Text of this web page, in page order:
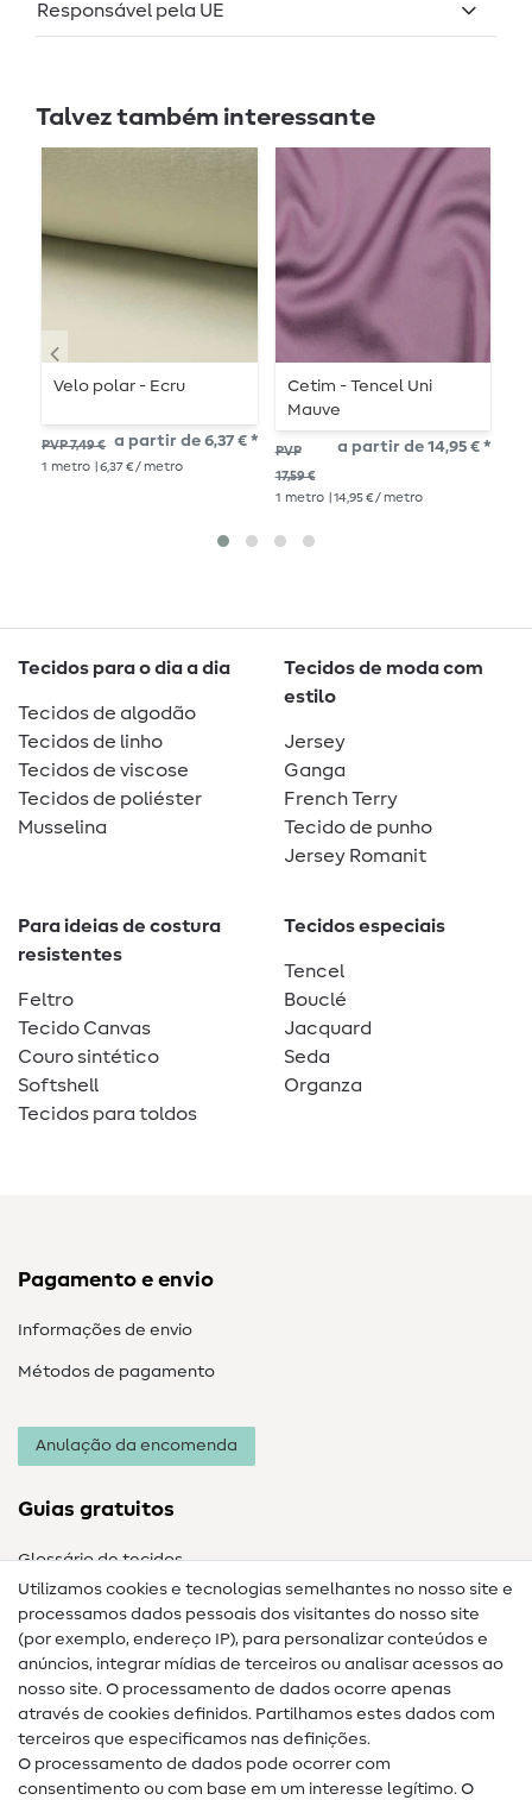
Responsável pela UE
Talvez também interessante
Velo polar - Ecru
PVP 7,49 € a partir de 6,37 € *
1 metro | 6,37 € / metro
Cetim - Tencel Uni
Mauve
PVP
17,59 €
a partir de 14,95 € *
1 metro | 14,95 € / metro
Tecidos para o dia a dia
Tecidos de algodão
Tecidos de linho
Tecidos de viscose
Tecidos de poliéster
Musselina
Tecidos de moda com
estilo
Jersey
Ganga
French Terry
Tecido de punho
Jersey Romanit
Para ideias de costura
resistentes
Feltro
Tecido Canvas
Couro sintético
Softshell
Tecidos para toldos
Tecidos especiais
Tencel
Bouclé
Jacquard
Seda
Organza
Pagamento e envio
Informações de envio
Métodos de pagamento
Anulação da encomenda
Guias gratuitos
Glossário de tecidos
Guias de costura
Ajuda e contacto
Contacto
Mudança de proprietário
Utilizamos cookies e tecnologias semelhantes no nosso site e
processamos dados pessoais dos visitantes do nosso site
(por exemplo, endereço IP), para personalizar conteúdos e
anúncios, integrar mídias de terceiros ou analisar acessos ao
nosso site. O processamento de dados ocorre apenas
através de cookies definidos. Partilhamos estes dados com
terceiros que especificamos nas definições.
O processamento de dados pode ocorrer com
consentimento ou com base em um interesse legítimo. O